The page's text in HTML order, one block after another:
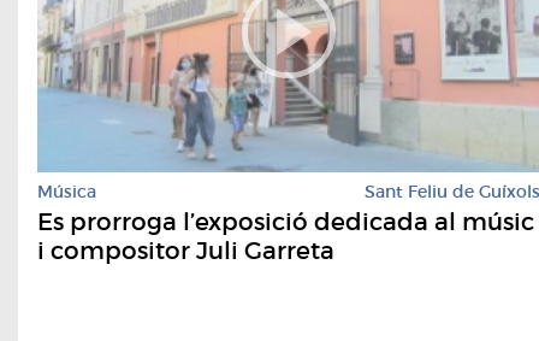
Música Sant Feliu de Guíxols
Es prorroga l’exposició dedicada al músic
i compositor Juli Garreta